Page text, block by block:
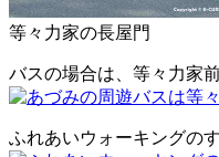
等々力家の長屋門
バスの場合は、等々力家
ふれあいウォーキングの